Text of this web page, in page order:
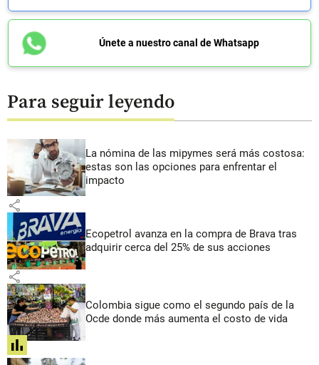
Únete a nuestro canal de Whatsapp
Para seguir leyendo
La nómina de las mipymes será más costosa:
estas son las opciones para enfrentar el
impacto
share
Ecopetrol avanza en la compra de Brava tras
adquirir cerca del 25% de sus acciones
share
Colombia sigue como el segundo país de la
Ocde donde más aumenta el costo de vida
share